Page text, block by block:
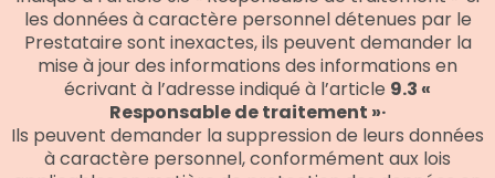
les données à caractère personnel détenues par le
Prestataire sont inexactes, ils peuvent demander la
mise à jour des informations des informations en
écrivant à l’adresse indiqué à l’article 9.3 «
Responsable de traitement »·
Ils peuvent demander la suppression de leurs données
à caractère personnel, conformément aux lois